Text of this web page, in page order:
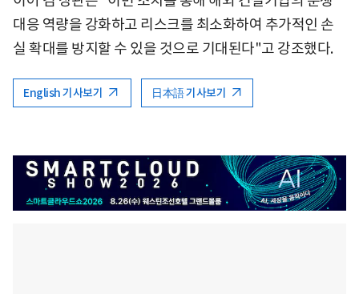
대응 역량을 강화하고 리스크를 최소화하여 추가적인 손
실 확대를 방지할 수 있을 것으로 기대된다"고 강조했다.
English 기사보기 日本語 기사보기